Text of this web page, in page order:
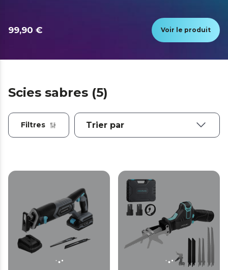
99,90 € Voir le produit
Scies sabres (5)
Filtres